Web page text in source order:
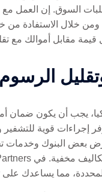
ومن خلال الاستفادة من
مقابل أموالك مع
الرسوم
يجب أن يكون ضمان
إجراءات قوية
بعض البنوك وخدمات
مما يساعدك